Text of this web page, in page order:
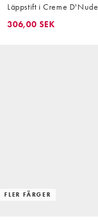
Läppstift i Creme D'Nude
306,00 SEK
FLER FÄRGER